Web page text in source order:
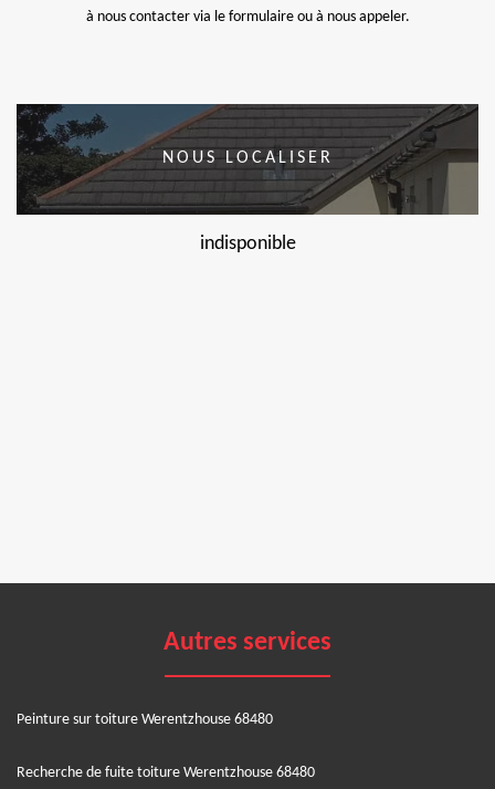
à nous contacter via le formulaire ou à nous appeler.
NOUS LOCALISER
indisponible
Autres services
Peinture sur toiture Werentzhouse 68480
Recherche de fuite toiture Werentzhouse 68480